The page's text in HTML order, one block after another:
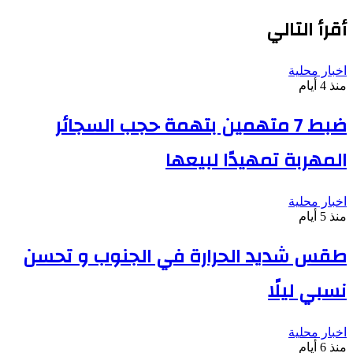
أقرأ التالي
اخبار محلية
منذ 4 أيام
ضبط 7 متهمين بتهمة حجب السجائر
المهربة تمهيدًا لبيعها
اخبار محلية
منذ 5 أيام
طقس شديد الحرارة في الجنوب و تحسن
نسبي ليلًا
اخبار محلية
منذ 6 أيام